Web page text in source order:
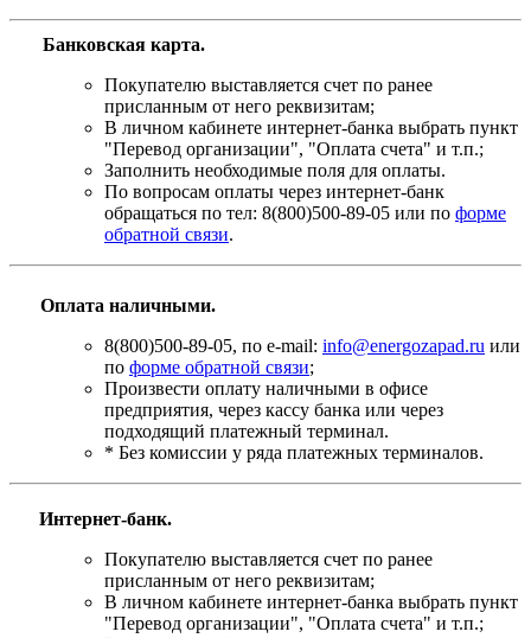
Банковская карта.
Покупателю выставляется счет по ранее
присланным от него реквизитам;
В личном кабинете интернет-банка выбрать пункт
"Перевод организации", "Оплата счета" и т.п.;
Заполнить необходимые поля для оплаты.
По вопросам оплаты через интернет-банк
обращаться по тел: 8(800)500-89-05 или по форме
обратной связи.
Оплата наличными.
8(800)500-89-05, по e-mail: info@energozapad.ru или
по форме обратной связи;
Произвести оплату наличными в офисе
предприятия, через кассу банка или через
подходящий платежный терминал.
* Без комиссии у ряда платежных терминалов.
Интернет-банк.
Покупателю выставляется счет по ранее
присланным от него реквизитам;
В личном кабинете интернет-банка выбрать пункт
"Перевод организации", "Оплата счета" и т.п.;